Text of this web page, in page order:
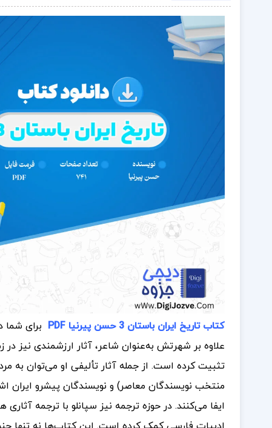
کتاب تاریخ ایران باستان 3 حسن پیرنیا PDF برای
علاوه بر شهرتش به‌عنوان شاعر، آثار ارزشمندی نیز در
تثبیت کرده است. از جمله آثار تألیفی او می‌توان به
منتخب نویسندگان معاصر) و نویسندگان پیشرو
ایفا می‌کنند. در حوزه ترجمه نیز سپانلو با ترجمه